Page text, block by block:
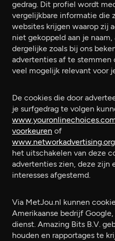
gedrag. Dit profiel wordt
vergelijkbare informatie die
websites krijgen waarop zij
niet gekoppeld aan je
dergelijke zoals bij ons
advertenties af te stemmen
veel mogelijk relevant voor
De cookies die door
je surfgedrag te volgen
voorkeuren of
het uitschakelen van deze
advertenties zien, deze zijn
interesses afgestemd.
Via MetJou.nl kunnen
Amerikaanse bedrijf
dienst. Amazing Bits B.V.
houden en rapportages te